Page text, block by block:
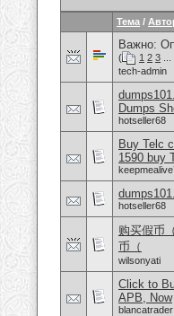
Тема /
Важно:
( 1 2 3
tech-admin
Dumps
hotseller68
Buy Telc
1590 buy
hotseller68
购买假币
币（
wilsonyati
Click to
APB, Now
blancatrader